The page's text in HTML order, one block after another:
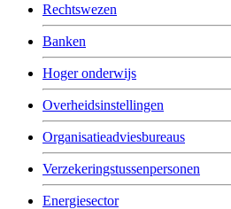
Rechtswezen
Banken
Hoger onderwijs
Overheidsinstellingen
Organisatieadviesbureaus
Verzekeringstussenpersonen
Energiesector